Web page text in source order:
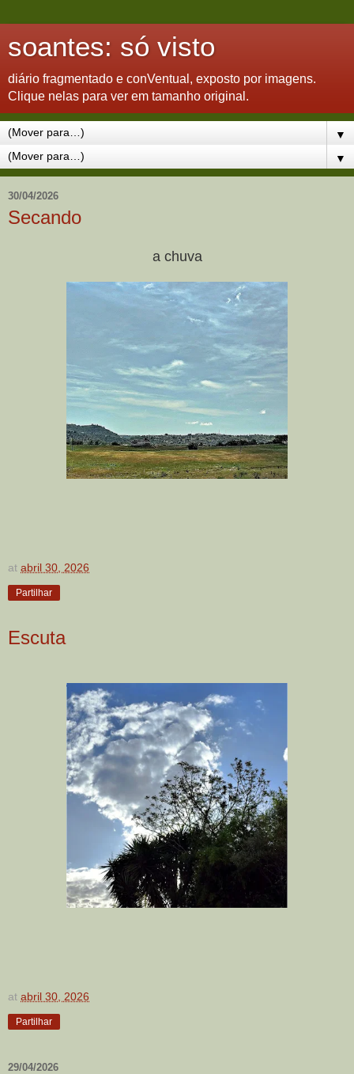
soantes: só visto
diário fragmentado e conVentual, exposto por imagens.
Clique nelas para ver em tamanho original.
▼
▼
30/04/2026
Secando
a chuva
at abril 30, 2026
Partilhar
Escuta
at abril 30, 2026
Partilhar
29/04/2026